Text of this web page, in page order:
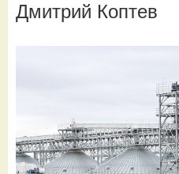
Дмитрий Коптев